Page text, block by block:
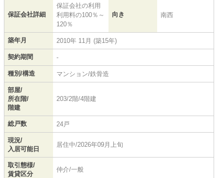
保証会社詳細
保証会社の利用
利用料の100％～
120％
向き 南西
築年月 2010年 11月 (築15年)
契約期間 -
種別/構造 マンション/鉄骨造
部屋/
所在階/
階建
203/2階/4階建
総戸数 24戸
現況/
入居可能日
居住中/2026年09月上旬
取引態様/
賃貸区分
仲介/一般